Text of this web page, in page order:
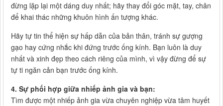
đừng lặp lại một dáng duy nhất; hãy thay đổi góc mặt, tay, chân
để khai thác những khuôn hình ấn tượng khác.
Hãy tự tin thể hiện sự hấp dẫn của bản thân, tránh sự gượng
gạo hay cứng nhắc khi đứng trước ống kính. Bạn luôn là duy
nhất và xinh đẹp theo cách riêng của mình, vì vậy đừng để sự
tự ti ngăn cản bạn trước ống kính.
4. Sự phối hợp giữa nhiếp ảnh gia và bạn:
Tìm được một nhiếp ảnh gia vừa chuyên nghiệp vừa tâm huyết